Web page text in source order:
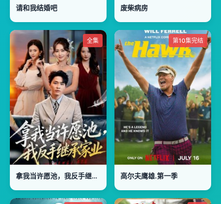
请和我结婚吧 废柴病房
全集
拿我当许愿池，我反手继承家业
第10集完结
高尔夫鹰雄.第一季